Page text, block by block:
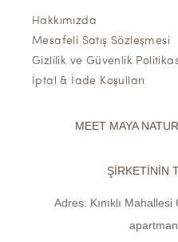
Hakkımızda
Mesafeli Satış Sözleşmesi
Gizlilik ve Güvenlik
İptal & İade Koşulları
MEET MAYA
ŞİRKETİNİN
Adres: Kınıklı